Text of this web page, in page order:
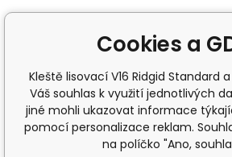
Cookies a
Kleště lisovací V16 Ridgid Standard
Váš souhlas k využití jednotlivých
jiné mohli ukazovat informace
pomocí personalizace reklam.
na políčko "Ano,